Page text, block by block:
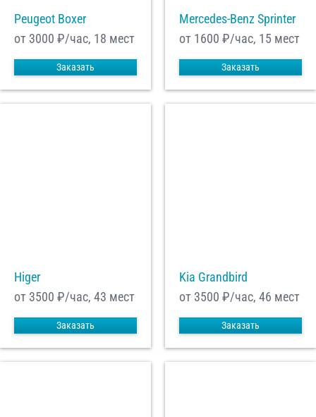
Peugeot Boxer
от 3000 ₽/час, 18 мест
Заказать
Mercedes-Benz Sprinter
от 1600 ₽/час, 15 мест
Заказать
Higer
от 3500 ₽/час, 43 мест
Заказать
Kia Grandbird
от 3500 ₽/час, 46 мест
Заказать